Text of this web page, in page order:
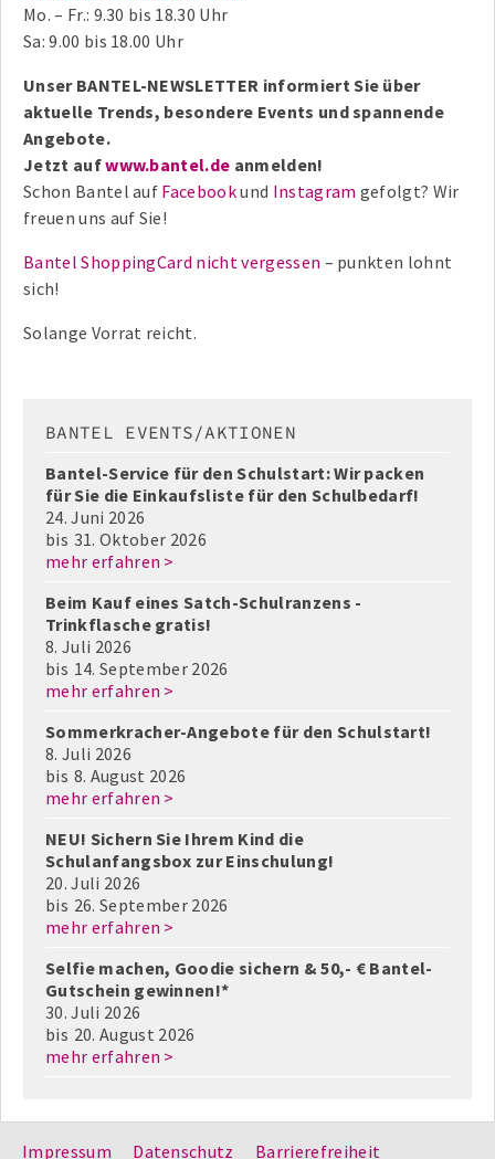
Mo. – Fr.: 9.30 bis 18.30 Uhr
Sa: 9.00 bis 18.00 Uhr
Unser BANTEL-NEWSLETTER informiert Sie über
aktuelle Trends, besondere Events und spannende
Angebote.
Jetzt aufwww.bantel.de anmelden!
Schon Bantel auf Facebookund Instagram gefolgt? Wir
freuen uns auf Sie!
Bantel ShoppingCard nicht vergessen – punkten lohnt
sich!
Solange Vorrat reicht.
BANTEL EVENTS/AKTIONEN
Bantel-Service für den Schulstart: Wir packen
für Sie die Einkaufsliste für den Schulbedarf!
24. Juni 2026
bis 31. Oktober 2026
mehr erfahren >
Beim Kauf eines Satch-Schulranzens -
Trinkflasche gratis!
8. Juli 2026
bis 14. September 2026
mehr erfahren >
Sommerkracher-Angebote für den Schulstart!
8. Juli 2026
bis 8. August 2026
mehr erfahren >
NEU! Sichern Sie Ihrem Kind die
Schulanfangsbox zur Einschulung!
20. Juli 2026
bis 26. September 2026
mehr erfahren >
Selfie machen, Goodie sichern & 50,- € Bantel-
Gutschein gewinnen!*
30. Juli 2026
bis 20. August 2026
mehr erfahren >
Impressum Datenschutz Barrierefreiheit